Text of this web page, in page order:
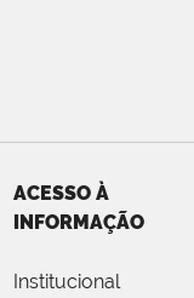
ACESSO À
INFORMAÇÃO
Institucional